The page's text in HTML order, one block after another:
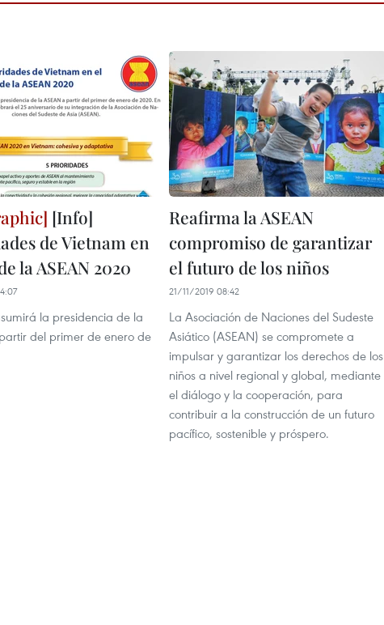
[Info]
de Vietnam en
la ASEAN 2020
la presidencia de la
del primer de enero de
Reafirma la ASEAN
compromiso de garantizar
el futuro de los niños
21/11/2019 08:42
La Asociación de Naciones del Sudeste
Asiático (ASEAN) se compromete a
impulsar y garantizar los derechos de los
niños a nivel regional y global, mediante
el diálogo y la cooperación, para
contribuir a la construcción de un futuro
pacífico, sostenible y próspero.